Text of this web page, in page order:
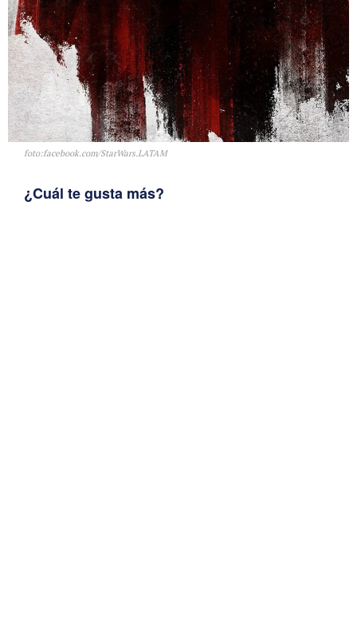
foto:facebook.com/StarWars.LATAM
¿Cuál te gusta más?